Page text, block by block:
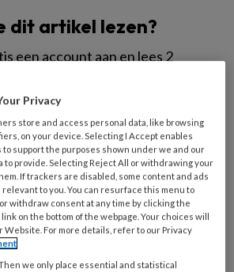
dit artikel lezen?
een account aan en lees 2
of abonnement? Log dan in
*
Privacy
store and access personal data, like browsing
on your device. Selecting I Accept enables
support the purposes shown under we and our
to provide. Selecting Reject All or withdrawing your
If trackers are disabled, some content and ads
relevant to you. You can resurface this menu to
withdraw consent at any time by clicking the
on the bottom of the webpage. Your choices will
For more details, refer to our Privacy
we only place essential and statistical